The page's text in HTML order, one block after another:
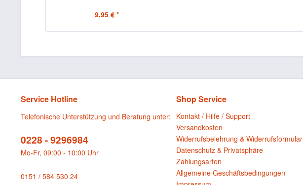
9,95 € *
Service Hotline
Telefonische Unterstützung und Beratung unter:
0228 - 9296984
Mo-Fr, 09:00 - 10:00 Uhr
0151 / 584 530 24
Shop Service
Kontakt / Hilfe / Support
Versandkosten
Widerrufsbelehrung & Widerrufsformular
Datenschutz & Privatsphäre
Zahlungsarten
Allgemeine Geschäftsbedingungen